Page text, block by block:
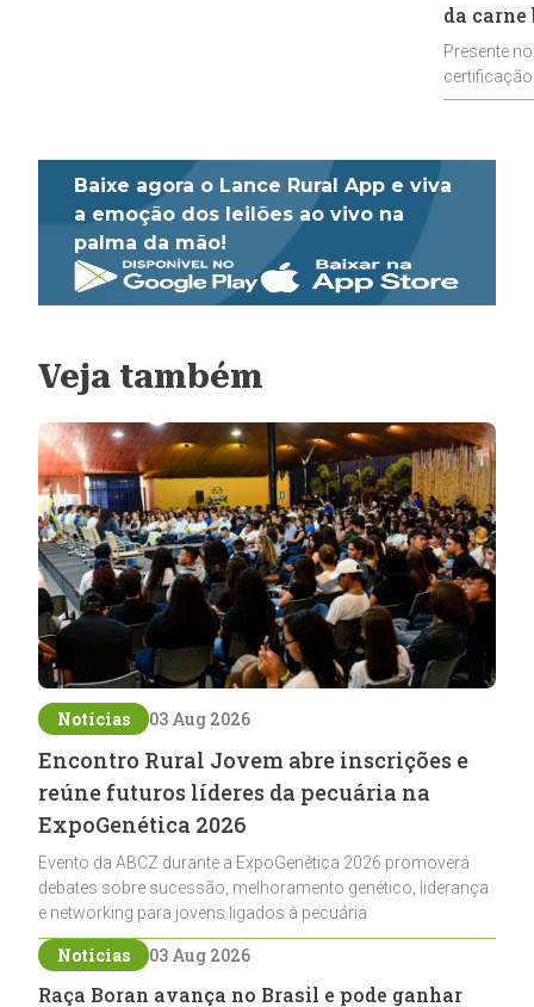
da
Presente
Baixe agora o Lance Rural App e viva
a emoção dos leilões ao vivo na
palma da mão!
Veja também
Notícias 03 Aug 2026
Encontro Rural Jovem abre inscrições e
reúne futuros líderes da pecuária na
ExpoGenética 2026
Evento da ABCZ durante a ExpoGenética 2026 promoverá
debates sobre sucessão, melhoramento genético, liderança
e networking para jovens ligados à pecuária
Notícias 03 Aug 2026
Raça Boran avança no Brasil e pode ganhar